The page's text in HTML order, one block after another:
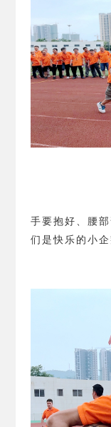
手要抱好、腰
们是快乐的小企